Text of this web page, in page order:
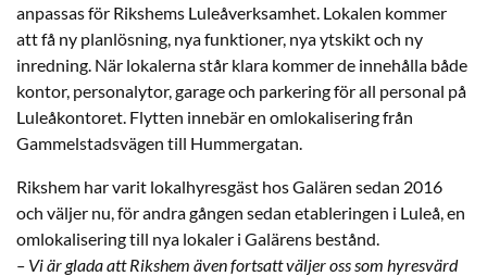
anpassas för Rikshems Luleåverksamhet. Lokalen kommer
att få ny planlösning, nya funktioner, nya ytskikt och ny
inredning. När lokalerna står klara kommer de innehålla både
kontor, personalytor, garage och parkering för all personal på
Luleåkontoret. Flytten innebär en omlokalisering från
Gammelstadsvägen till Hummergatan.
Rikshem har varit lokalhyresgäst hos Galären sedan 2016
och väljer nu, för andra gången sedan etableringen i Luleå, en
omlokalisering till nya lokaler i Galärens bestånd.
– Vi är glada att Rikshem även fortsatt väljer oss som hyresvärd